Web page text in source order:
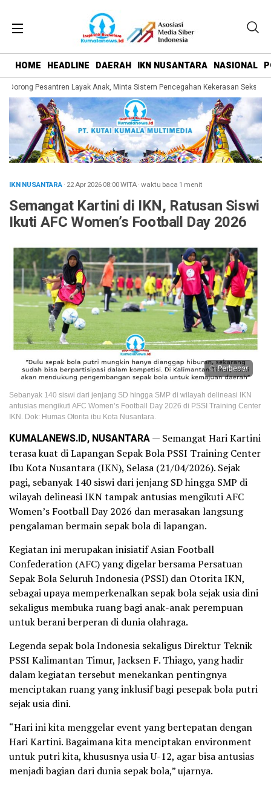
HOME HEADLINE DAERAH IKN NUSANTARA NASIONAL
Pesantren Layak Anak, Minta Sistem Pencegahan Kekerasan Seksual
IKN NUSANTARA· 22 Apr 202608:00WITA·waktu baca 1 menit
Semangat Kartini di IKN, Ratusan Siswi
Ikuti AFC Women’s Football Day 2026
Perbesar
Sebanyak 140 siswi dari jenjang SD hingga SMP di wilayah delineasi IKN
antusias mengikuti AFC Women’s Football Day 2026 di PSSI Training Center
IKN. Dok: Humas Otorita ibu Kota Nusantara.
KUMALANEWS.ID, NUSANTARA— Semangat Hari Kartini
terasa kuat di Lapangan Sepak Bola PSSI Training Center
Ibu Kota Nusantara (IKN), Selasa (21/04/2026). Sejak
pagi, sebanyak 140 siswi dari jenjang SD hingga SMP di
wilayah delineasi IKN tampak antusias mengikuti AFC
Women’s Football Day 2026 dan merasakan langsung
pengalaman bermain sepak bola di lapangan.
Kegiatan ini merupakan inisiatif Asian Football
Confederation (AFC) yang digelar bersama Persatuan
Sepak Bola Seluruh Indonesia (PSSI) dan Otorita IKN,
sebagai upaya memperkenalkan sepak bola sejak usia dini
sekaligus membuka ruang bagi anak-anak perempuan
untuk berani berperan di dunia olahraga.
Legenda sepak bola Indonesia sekaligus Direktur Teknik
PSSI Kalimantan Timur, Jacksen F. Thiago, yang hadir
dalam kegiatan tersebut menekankan pentingnya
menciptakan ruang yang inklusif bagi pesepak bola putri
sejak usia dini.
“Hari ini kita menggelar event yang bertepatan dengan
Hari Kartini. Bagaimana kita menciptakan environment
untuk putri kita, khususnya usia U-12, agar bisa antusias
menjadi bagian dari dunia sepak bola,” ujarnya.